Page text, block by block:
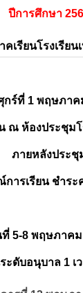
ปีการศึกษา
คเรียนโรงเรีย
กร์ที่ 1 พฤษภาค
ณ ห้องประชุมโ
ภายหลังประชุ
ารเรียน ชำระ
5-8 พฤษภาคม
ะดับอนุบาล 1 เ